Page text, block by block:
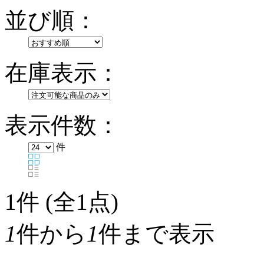
並び順：
在庫表示：
表示件数：
件
1件 (全1点)
1件から 1件まで表示